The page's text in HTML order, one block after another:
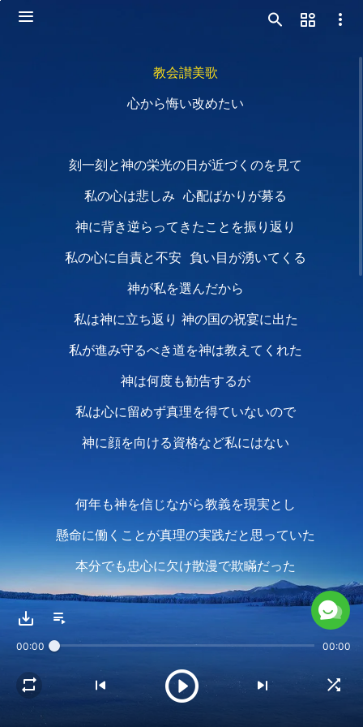
教会讃美歌
心から悔い改めたい
刻一刻と神の栄光の日が近づくのを見て
私の心は悲しみ 心配ばかりが募る
神に背き逆らってきたことを振り返り
私の心に自責と不安 負い目が湧いてくる
神が私を選んだから
私は神に立ち返り 神の国の祝宴に出た
私が進み守るべき道を神は教えてくれた
神は何度も勧告するが
私は心に留めず真理を得ていないので
神に顔を向ける資格など私にはない
何年も神を信じながら教義を現実とし
懸命に働くことが真理の実践だと思っていた
本分でも忠心に欠け散漫で欺瞞だった
刈り込まれ取り扱われると自分を正当化した
私は従わず
00:00 00:00